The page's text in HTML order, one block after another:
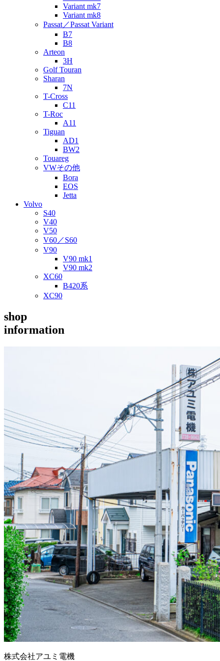
Variant mk7
Variant mk8
Passat／Passat Variant
B7
B8
Arteon
3H
Golf Touran
Sharan
7N
T-Cross
C11
T-Roc
A11
Tiguan
AD1
BW2
Touareg
VWその他
Bora
EOS
Jetta
Volvo
S40
V40
V50
V60／S60
V90
V90 mk1
V90 mk2
XC60
B420系
XC90
shop
information
株式会社アユミ電機